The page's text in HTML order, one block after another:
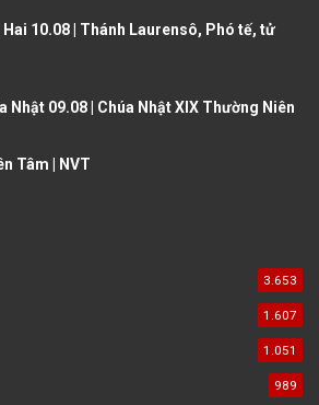
g
Hai 10.08 | Thánh Laurensô, Phó tế, tử
Nhật 09.08 | Chúa Nhật XIX Thường Niên
Tâm | NVT
3.653
1.607
1.051
989